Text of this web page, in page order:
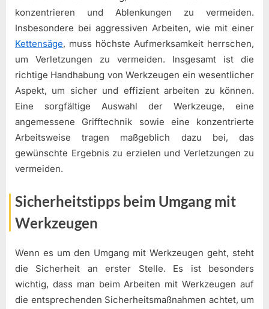
konzentrieren und Ablenkungen zu vermeiden.
Insbesondere bei aggressiven Arbeiten, wie mit einer
Kettensäge, muss höchste Aufmerksamkeit herrschen,
um Verletzungen zu vermeiden. Insgesamt ist die
richtige Handhabung von Werkzeugen ein wesentlicher
Aspekt, um sicher und effizient arbeiten zu können.
Eine sorgfältige Auswahl der Werkzeuge, eine
angemessene Grifftechnik sowie eine konzentrierte
Arbeitsweise tragen maßgeblich dazu bei, das
gewünschte Ergebnis zu erzielen und Verletzungen zu
vermeiden.
Sicherheitstipps beim Umgang mit
Werkzeugen
Wenn es um den Umgang mit Werkzeugen geht, steht
die Sicherheit an erster Stelle. Es ist besonders
wichtig, dass man beim Arbeiten mit Werkzeugen auf
die entsprechenden Sicherheitsmaßnahmen achtet, um